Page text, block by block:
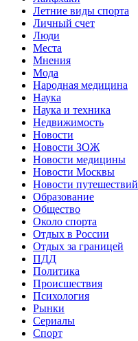
Летние виды спорта
Личный счет
Люди
Места
Мнения
Мода
Народная медицина
Наука
Наука и техника
Недвижимость
Новости
Новости ЗОЖ
Новости медицины
Новости Москвы
Новости путешествий
Образование
Общество
Около спорта
Отдых в России
Отдых за границей
ПДД
Политика
Происшествия
Психология
Рынки
Сериалы
Спорт